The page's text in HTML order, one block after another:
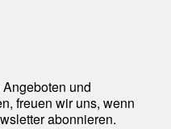
und
freuen wir uns, wenn
abonnieren.